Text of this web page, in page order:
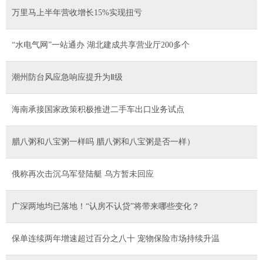
万里马上半年营收增长15%实现扭亏
“水电气网”一站通办 湖北建成共享营业厅200多个
潮州防台风应急响应提升为Ⅱ级
海南承接国家政策积极推进二手车出口业务试点
腊八粥和八宝粥一样吗 腊八粥和八宝粥是否一样）
俄称再次击沉乌军登陆艇 乌方暂未回应
广深两地均已落地！“认房不认贷”将带来哪些变化？
保单连续两年增速超过百分之八十 宠物保险市场持续升温